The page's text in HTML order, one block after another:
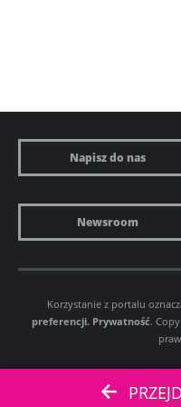
Napisz do nas
Newsroom
Korzystanie z portalu
preferencji. Prywatność.